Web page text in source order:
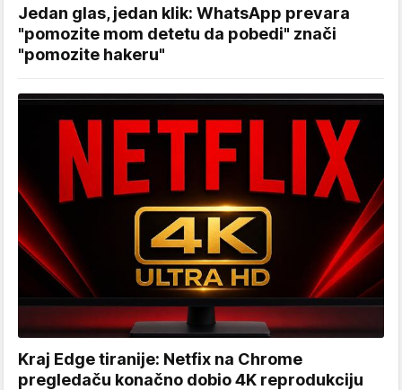
Jedan glas, jedan klik: WhatsApp prevara
"pomozite mom detetu da pobedi" znači
"pomozite hakeru"
Kraj Edge tiranije: Netfix na Chrome
pregledaču konačno dobio 4K reprodukciju